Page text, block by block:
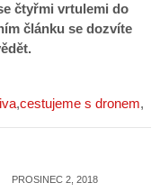
čtyřmi vrtulemi do
článku se dozvíte
cestujeme s dronem
PROSINEC 2, 2018